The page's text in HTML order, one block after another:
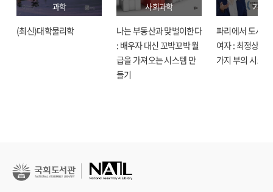
과학
(최신)대학물리학
사회과학
나는 부동산과 맞벌이한다
: 배우자 대신 꼬박꼬박 월
급을 가져오는 시스템 만
들기
기술
파리에서 도시락
여자 : 최정상으
가지 부의 시크릿